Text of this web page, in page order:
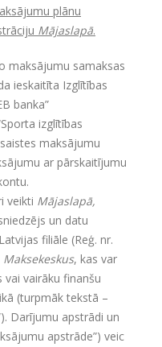
plānu
Mājaslapā.
maksājumu samaksas
ieskaitīta Izglītības
banka”
izglītības
maksājumu
ar pārskaitījumu
veikti Mājaslapā,
un datu
filiāle (Reģ. nr.
Maksekeskus, kas var
vairāku finanšu
(turpmāk tekstā –
Darījumu apstrādi un
apstrāde”) veic